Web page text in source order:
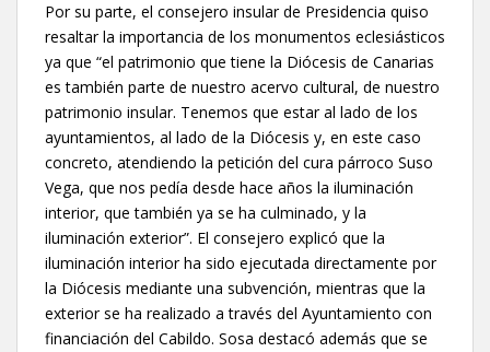
Por su parte, el consejero insular de Presidencia quiso
resaltar la importancia de los monumentos eclesiásticos
ya que “el patrimonio que tiene la Diócesis de Canarias
es también parte de nuestro acervo cultural, de nuestro
patrimonio insular. Tenemos que estar al lado de los
ayuntamientos, al lado de la Diócesis y, en este caso
concreto, atendiendo la petición del cura párroco Suso
Vega, que nos pedía desde hace años la iluminación
interior, que también ya se ha culminado, y la
iluminación exterior”. El consejero explicó que la
iluminación interior ha sido ejecutada directamente por
la Diócesis mediante una subvención, mientras que la
exterior se ha realizado a través del Ayuntamiento con
financiación del Cabildo. Sosa destacó además que se